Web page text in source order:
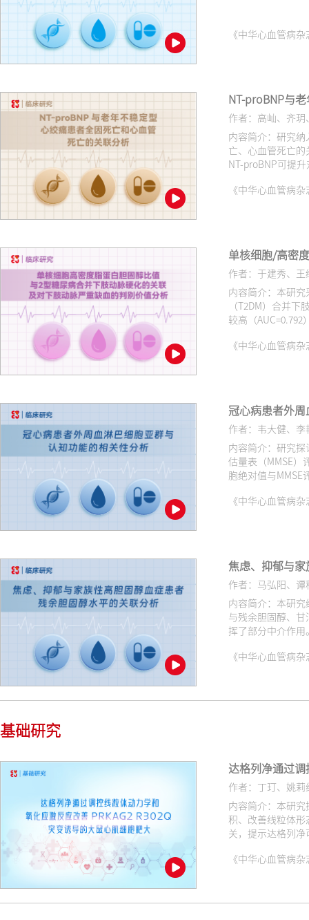
《中华心血管病
NT‑proBNP与
作者：高屾、齐
内容简介：研究
亡、心血管死亡
NT-proBNP可提
《中华心血管病
单核细胞/高密
作者：于建秀、
内容简介：本研
（T2DM）合并
较高（
《中华心血管病
冠心病患者外
作者：韦大健、
内容简介：研究
估量表（MMSE
胞绝对值与
《中华心血管病
焦虑、抑郁与
作者：马弘阳、
内容简介：本研
与残余胆固醇、
挥了部分中介作用
《中华心血管病
基础研究
达格列净通过
作者：丁玎、姚
内容简介：本研
积、改善线粒体形
关，提示达格列净
《中华心血管病